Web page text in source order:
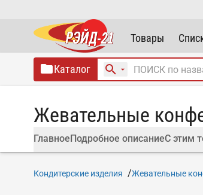
Товары
Каталог
Жевательные
ГлавноеПодробное описаниеС этим
Кондитерские изделия Жевательные